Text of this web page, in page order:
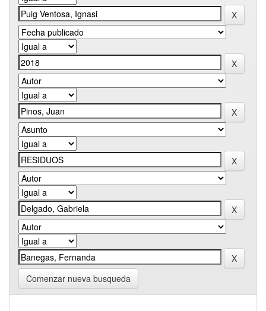
Comenzar nueva busqueda